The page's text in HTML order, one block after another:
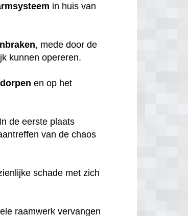
in huis van
, mede door de
kunnen opereren.
dorpen en op het
de eerste plaats
van de chaos
schade met zich
raamwerk vervangen